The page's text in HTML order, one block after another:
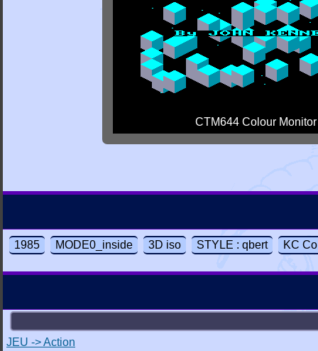
CTM644 Colour Monitor
1985 MODE0_inside 3D iso STYLE : qbert KC
JEU -> Action